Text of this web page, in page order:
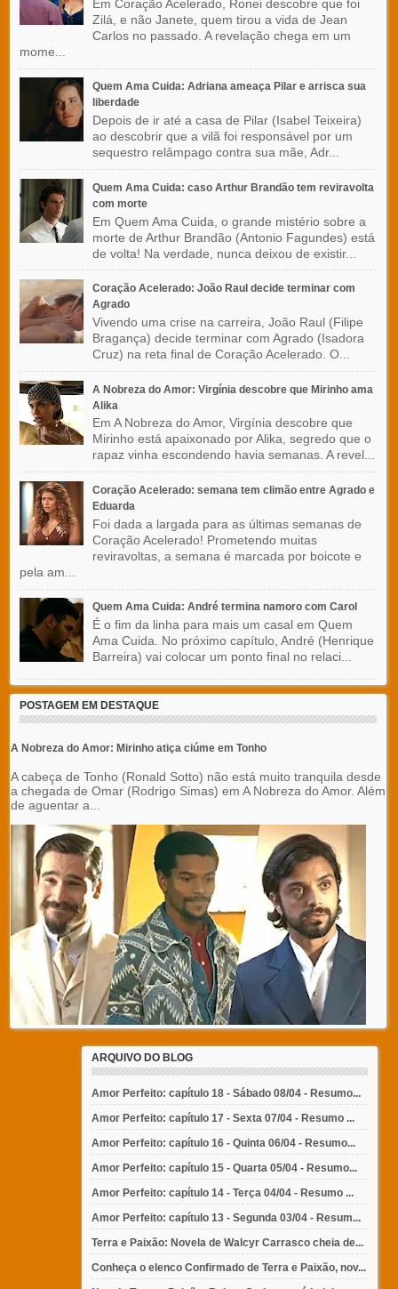
Em Coração Acelerado, Ronei descobre que foi
Zilá, e não Janete, quem tirou a vida de Jean
Carlos no passado. A revelação chega em um
mome...
Quem Ama Cuida: Adriana ameaça Pilar e arrisca sua
liberdade
Depois de ir até a casa de Pilar (Isabel Teixeira)
ao descobrir que a vilã foi responsável por um
sequestro relâmpago contra sua mãe, Adr...
Quem Ama Cuida: caso Arthur Brandão tem reviravolta
com morte
Em Quem Ama Cuida, o grande mistério sobre a
morte de Arthur Brandão (Antonio Fagundes) está
de volta! Na verdade, nunca deixou de existir...
Coração Acelerado: João Raul decide terminar com
Agrado
Vivendo uma crise na carreira, João Raul (Filipe
Bragança) decide terminar com Agrado (Isadora
Cruz) na reta final de Coração Acelerado. O...
A Nobreza do Amor: Virgínia descobre que Mirinho ama
Alika
Em A Nobreza do Amor, Virgínia descobre que
Mirinho está apaixonado por Alika, segredo que o
rapaz vinha escondendo havia semanas. A revel...
Coração Acelerado: semana tem climão entre Agrado e
Eduarda
Foi dada a largada para as últimas semanas de
Coração Acelerado! Prometendo muitas
reviravoltas, a semana é marcada por boicote e
pela am...
Quem Ama Cuida: André termina namoro com Carol
É o fim da linha para mais um casal em Quem
Ama Cuida. No próximo capítulo, André (Henrique
Barreira) vai colocar um ponto final no relaci...
POSTAGEM EM DESTAQUE
A Nobreza do Amor: Mirinho atiça ciúme em Tonho
A cabeça de Tonho (Ronald Sotto) não está muito tranquila desde
a chegada de Omar (Rodrigo Simas) em A Nobreza do Amor. Além
de aguentar a...
ARQUIVO DO BLOG
Amor Perfeito: capítulo 18 - Sábado 08/04 - Resumo...
Amor Perfeito: capítulo 17 - Sexta 07/04 - Resumo ...
Amor Perfeito: capítulo 16 - Quinta 06/04 - Resumo...
Amor Perfeito: capítulo 15 - Quarta 05/04 - Resumo...
Amor Perfeito: capítulo 14 - Terça 04/04 - Resumo ...
Amor Perfeito: capítulo 13 - Segunda 03/04 - Resum...
Terra e Paixão: Novela de Walcyr Carrasco cheia de...
Conheça o elenco Confirmado de Terra e Paixão, nov...